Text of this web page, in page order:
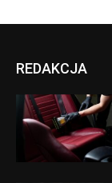
REDAKCJA